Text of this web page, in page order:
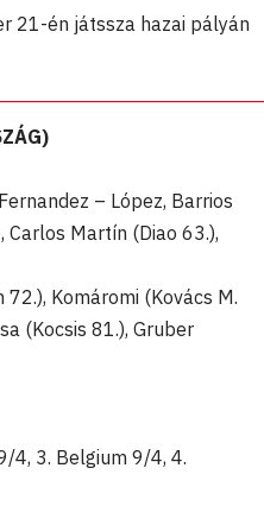
21-én játssza hazai pályán
– López, Barrios
Carlos Martín (Diao 63.),
Komáromi (Kovács M.
(Kocsis 81.), Gruber
4, 3. Belgium 9/4, 4.